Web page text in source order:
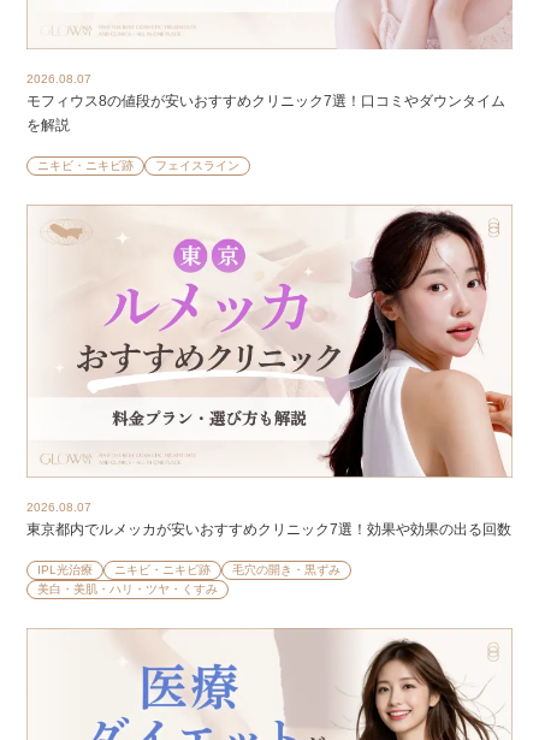
2026.08.07
モフィウス8の値段が安いおすすめクリニック7選！口コミやダウンタイム
を解説
ニキビ・ニキビ跡 フェイスライン
2026.08.07
東京都内でルメッカが安いおすすめクリニック7選！効果や効果の出る回数
IPL光治療 ニキビ・ニキビ跡
毛穴の開き・黒ずみ
美白・美肌・ハリ・ツヤ・くすみ